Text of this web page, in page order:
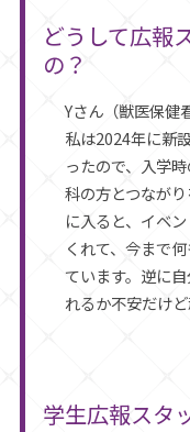
どうして広報
の？
Yさん（獣医保健
私は2024年に新
ったので、入学
科の方とつなが
に入ると、イベ
くれて、今まで
ています。逆に
れるか不安だけど
学生広報スタ